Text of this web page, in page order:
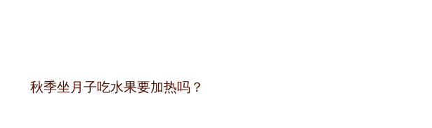
秋季坐月子吃水果要加热吗？